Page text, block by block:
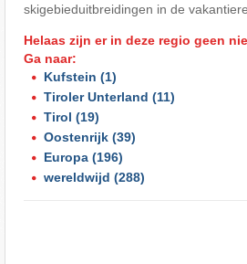
skigebieduitbreidingen in de
Helaas zijn er in deze regio geen
Ga naar:
Kufstein (1)
Tiroler Unterland (11)
Tirol (19)
Oostenrijk (39)
Europa (196)
wereldwijd (288)